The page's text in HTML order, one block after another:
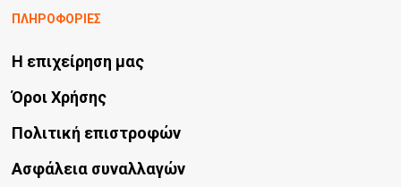
ΠΛΗΡΟΦΟΡΙΕΣ
Η επιχείρηση μας
Όροι Χρήσης
Πολιτική επιστροφών
Ασφάλεια συναλλαγών